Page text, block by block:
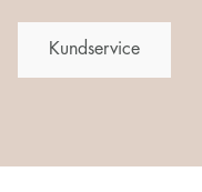
Kundservice